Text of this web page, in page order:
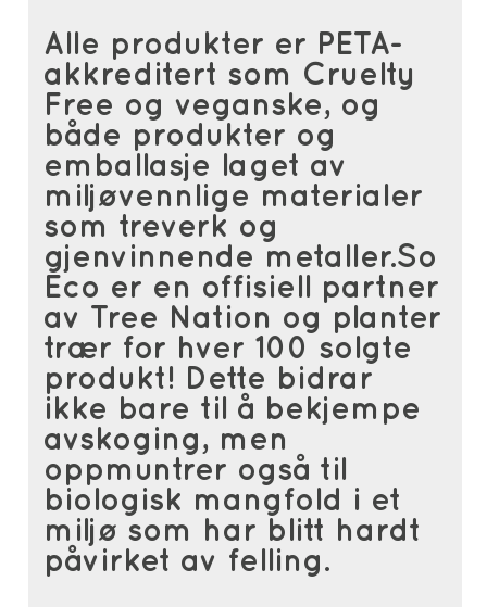
Alle produkter er PETA-
akkreditert som Cruelty
Free og veganske, og
både produkter og
emballasje laget av
miljøvennlige materialer
som treverk og
gjenvinnende metaller.So
Eco er en offisiell partner
av Tree Nation og planter
trær for hver 100 solgte
produkt! Dette bidrar
ikke bare til å bekjempe
avskoging, men
oppmuntrer også til
biologisk mangfold i et
miljø som har blitt hardt
påvirket av felling.